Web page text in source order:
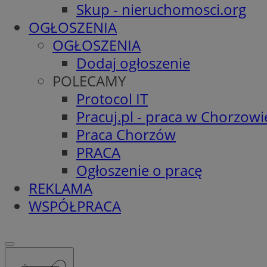
Skup - nieruchomosci.org
OGŁOSZENIA
OGŁOSZENIA
Dodaj ogłoszenie
POLECAMY
Protocol IT
Pracuj.pl - praca w
Praca Chorzów
PRACA
Ogłoszenie o pracę
REKLAMA
WSPÓŁPRACA